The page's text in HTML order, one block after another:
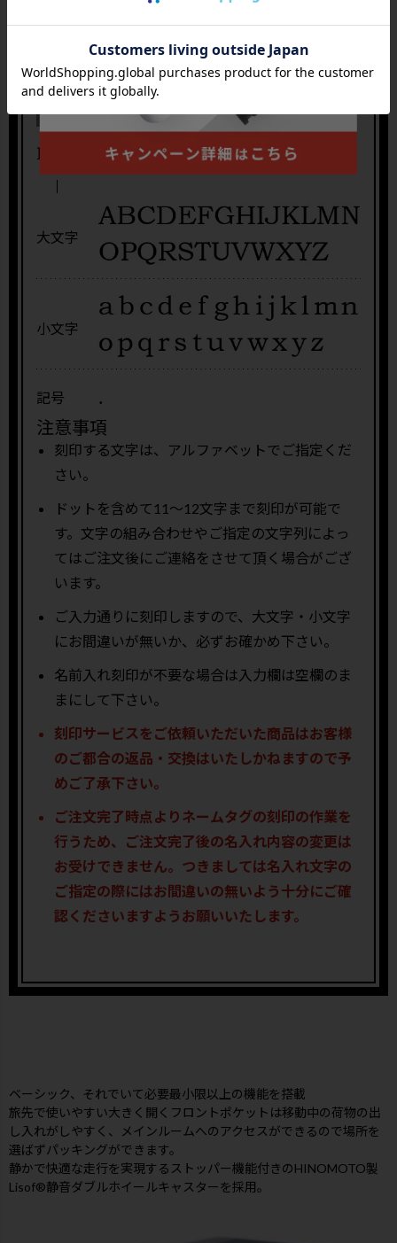
大文字
小文字
記号 .
注意事項
刻印する文字は、アルファベットでご指定くだ
さい。
ドットを含めて11〜12文字まで刻印が可能で
す。文字の組み合わせやご指定の文字列によっ
てはご注文後にご連絡をさせて頂く場合がござ
います。
ご入力通りに刻印しますので、大文字・小文字
にお間違いが無いか、必ずお確かめ下さい。
名前入れ刻印が不要な場合は入力欄は空欄のま
まにして下さい。
刻印サービスをご依頼いただいた商品はお客様
のご都合の返品・交換はいたしかねますので予
めご了承下さい。
ご注文完了時点よりネームタグの刻印の作業を
行うため、ご注文完了後の名入れ内容の変更は
お受けできません。つきましては名入れ文字の
ご指定の際にはお間違いの無いよう十分にご確
認くださいますようお願いいたします。
ベーシック、それでいて必要最小限以上の機能を搭載
旅先で使いやすい大きく開くフロントポケットは移動中の荷物の出
し入れがしやすく、メインルームへのアクセスができるので場所を
選ばずパッキングができます。
静かで快適な走行を実現するストッパー機能付きのHINOMOTO製
Lisof®静音ダブルホイールキャスターを採用。